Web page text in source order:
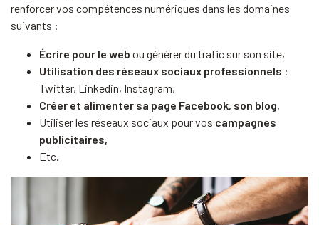
renforcer vos compétences numériques dans les domaines
suivants :
Écrire pour le web ou générer du trafic sur son site,
Utilisation des réseaux sociaux professionnels :
Twitter, Linkedin, Instagram,
Créer et alimenter sa page Facebook, son blog,
Utiliser les réseaux sociaux pour vos campagnes
publicitaires,
Etc.